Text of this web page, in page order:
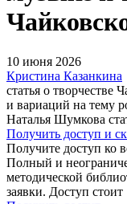
10 июня 2026
Кристина Казанкина
статья о творчестве
и вариаций на тему
Наталья Шумкова
Получить доступ и
Получите доступ ко
Полный и
методической
заявки. Доступ